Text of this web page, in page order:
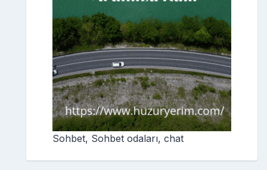
Sohbet, Sohbet odaları, chat